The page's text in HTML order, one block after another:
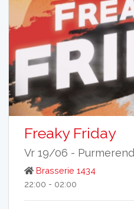
Freaky Friday
Vr 19/06 - Purmerend
Brasserie 1434
22:00 - 02:00